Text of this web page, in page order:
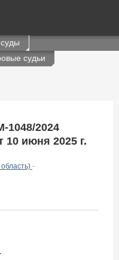
судьи
1048/2024
10 июня 2025 г.
-